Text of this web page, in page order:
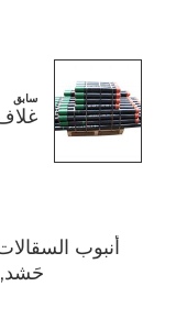
سابق
أنبوب
حَشد,